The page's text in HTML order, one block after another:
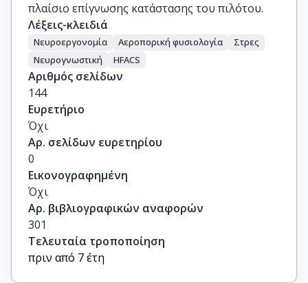
πλαίσιο επίγνωσης κατάστασης του πιλότου.
Λέξεις-κλειδιά
Νευροεργονομία Αεροπορική φυσιολογία
Στρες
Νευρογνωστική
HFACS
Αριθμός σελίδων
144
Ευρετήριο
Όχι
Αρ. σελίδων ευρετηρίου
0
Εικονογραφημένη
Όχι
Αρ. βιβλιογραφικών αναφορών
301
Τελευταία τροποποίηση
πριν από 7 έτη